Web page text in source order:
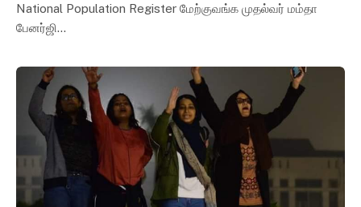
National Population Register மேற்குவங்க முதல்வர் மம்தா
பேனர்ஜி…